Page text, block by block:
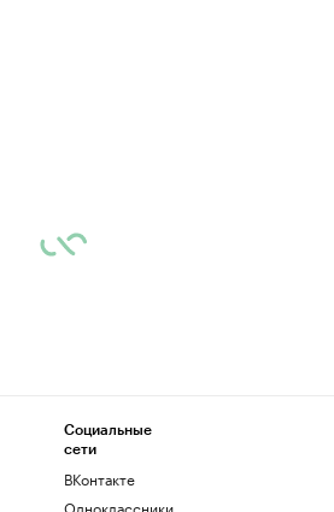
Социальные
сети
ВКонтакте
Одноклассники